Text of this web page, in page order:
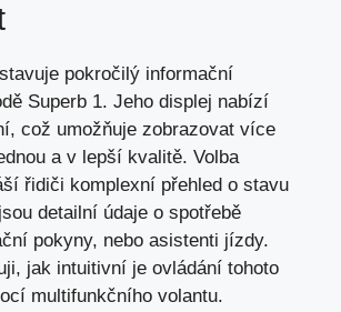
pokročilý informační
Superb 1. Jeho displej nabízí
což umožňuje zobrazovat více
a v lepší kvalitě. Volba
řidiči komplexní přehled o stavu
detailní údaje o spotřebě
pokyny, nebo asistenti jízdy.
jak intuitivní je ovládání tohoto
multifunkčního volantu.